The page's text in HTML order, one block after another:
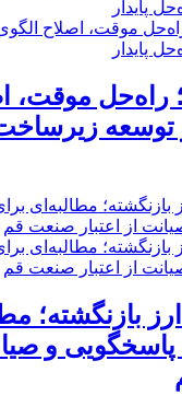
موقت،
ارز بازنگشته؛
و